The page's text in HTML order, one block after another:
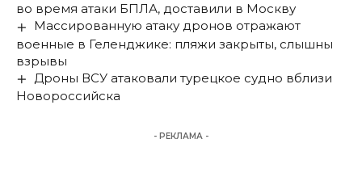
во время атаки БПЛА, доставили в Москву
Массированную атаку дронов отражают
военные в Геленджике: пляжи закрыты, слышны
взрывы
Дроны ВСУ атаковали турецкое судно вблизи
Новороссийска
- РЕКЛАМА -